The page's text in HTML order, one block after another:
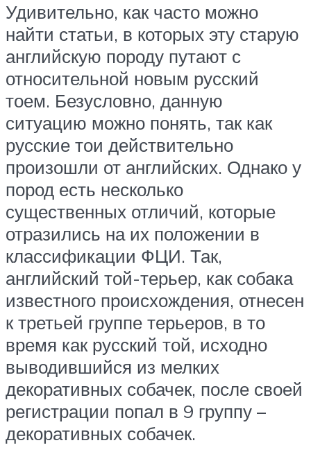
Удивительно, как часто можно
найти статьи, в которых эту старую
английскую породу путают с
относительной новым русский
тоем. Безусловно, данную
ситуацию можно понять, так как
русские тои действительно
произошли от английских. Однако у
пород есть несколько
существенных отличий, которые
отразились на их положении в
классификации ФЦИ. Так,
английский той-терьер, как собака
известного происхождения, отнесен
к третьей группе терьеров, в то
время как русский той, исходно
выводившийся из мелких
декоративных собачек, после своей
регистрации попал в 9 группу –
декоративных собачек.